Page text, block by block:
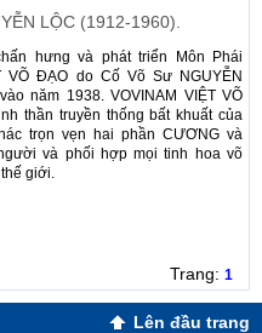
LỘC (1912-1960).
hưng và phát triển Môn Phái
VÕ ĐẠO do Cố Võ Sư NGUYỄN
năm 1938. VOVINAM VIỆT VÕ
thần truyền thống bất khuất của
trọn vẹn hai phần CƯƠNG và
và phối hợp mọi tinh hoa võ
giới.
Trang: 1
Lên đầu trang